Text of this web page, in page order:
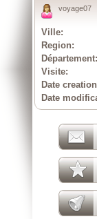
voyage07
Ville:
Region:
Département:
Visite:
Date
Date